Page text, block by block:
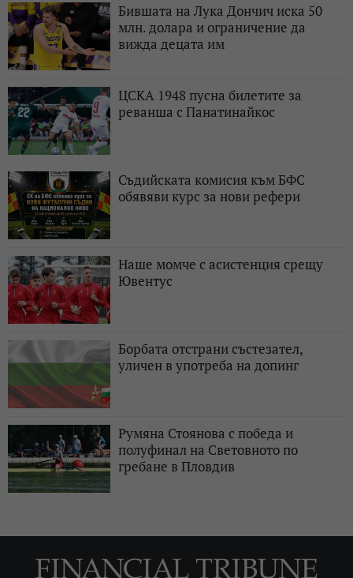
Бившата на Лука Дончич иска 50
млн. долара и ограничение да
вижда децата им
ЦСКА 1948 пусна билетите за
реванша с Панатинайкос
Съдийската комисия към БФС
обявяви курс за нови рефери
Наше момче с асистенция срещу
Ювентус
Борбата отстрани състезател,
уличен в употреба на допинг
Румяна Стоянова с победа и
полуфинал на Световното по
гребане в Пловдив